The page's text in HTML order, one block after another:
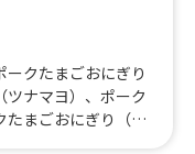
クたまごおにぎり
ツナマヨ）、ポーク
たまごおにぎり（高